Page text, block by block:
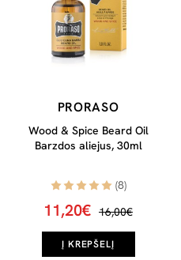
PRORASO
Wood & Spice Beard Oil
Barzdos aliejus, 30ml
(8)
11,20€ 16,00€
Į KREPŠELĮ